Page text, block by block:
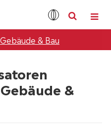
Gebäude & Bau
&